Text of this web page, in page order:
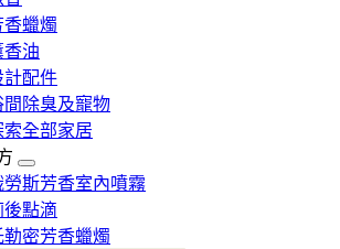
香蠟燭
香油
計配件
間除臭及寵物
索全部家居
勞斯芳香室內噴霧
後點滴
勒密芳香蠟燭